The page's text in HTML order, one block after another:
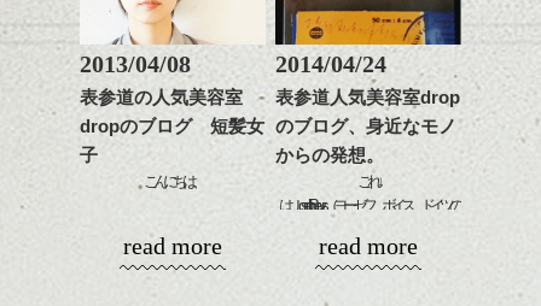
スパ／伸びても目立たない
整えるだけですよ。
これからのスタイルチェ
ンジの事等
是非なんでもご相談して
下さい。
お待ちしております
モデルさんは、髪にハリがある直毛の髪質
ないことが悩みだそうです。
O型の二人は、何を食べるかもいつも迷い
ます。
何にする？と迷う事５分以上。。。(笑)
店員さんが見かねて『おなかはどのくらい
空いていますか？』
と、たずねてきてくれました。
メインは子羊のロースト。
2013/04/08
表参道の人気美容室
dropのブログ 短髪女
子
こんにちは、
最近ショートカットの女性がすごく増えた
と、街を歩いていても思う事が多くなりま
した。
read more
2014/04/24
表参道人気美容室drop
のブログ、身近なモノ
からの発想。
これ↓
はＪoseph Beuys（ヨーゼフ ボイス、ドイツの
の日用品にスタンプを押したり、サインを
ーションの様子を集めた写真集です。
read more